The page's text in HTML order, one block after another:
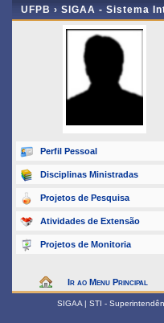
UFPB › SIGAA - Sistema
Perfil Pessoal
Disciplinas Ministradas
Projetos de Pesquisa
Atividades de Extensão
Projetos de Monitoria
Ir ao Menu Principal
SIGAA | STI -